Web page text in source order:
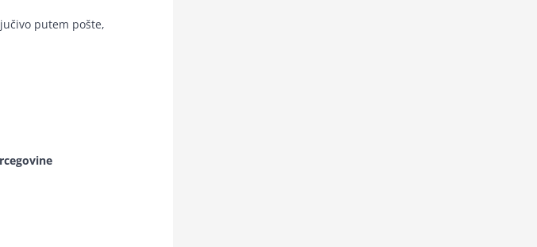
putem pošte,